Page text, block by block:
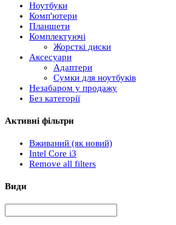
Ноутбуки
Комп'ютери
Планшети
Комплектуючі
Жорсткі диски
Аксесуари
Адаптери
Сумки для ноутбуків
Незабаром у продажу
Без категорії
Активні фільтри
Вживаний (як новий)
Intel Core i3
Remove all filters
Види